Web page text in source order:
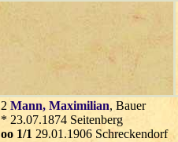
2 Mann, Maximilian, Bauer
* 23.07.1874 Seitenberg
oo 1/1 29.01.1906 Schreckendorf